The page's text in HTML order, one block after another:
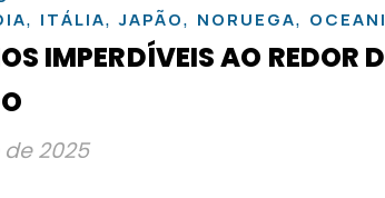
, ITÁLIA,JAPÃO, NORUEGA,
IMPERDÍVEIS AO REDOR
2025